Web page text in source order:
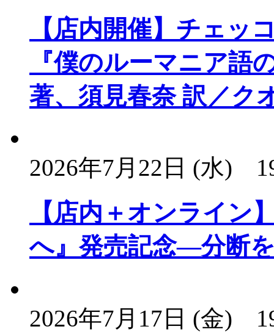
【店内開催】チェッ
『僕のルーマニア語
著、須見春奈 訳／ク
2026年7月22日 (水)
【店内＋オンライン
へ』発売記念―分断
2026年7月17日 (金)